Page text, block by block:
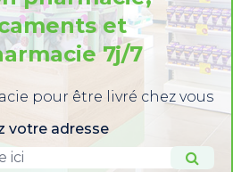
et
7j/7
pour être livré chez vous
votre adresse